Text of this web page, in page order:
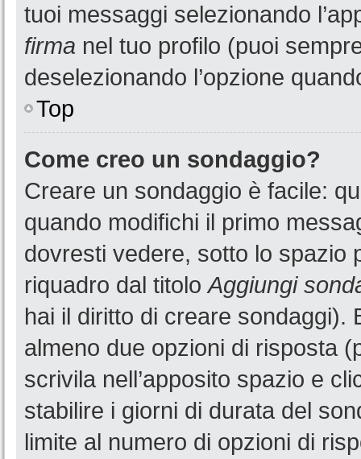
tuoi messaggi selezionando
firma nel tuo profilo (puoi
deselezionando l’opzione
Top
Come creo un sondaggio?
Creare un sondaggio è facile:
quando modifichi il primo
dovresti vedere, sotto lo spazio
riquadro dal titoloAggiungi
hai il diritto di creare sondaggi).
almeno due opzioni di risposta
scrivila nell’apposito spazio e
stabilire i giorni di durata del
limite al numero di opzioni di